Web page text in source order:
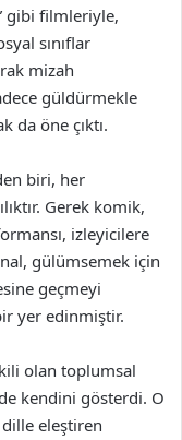
gibi filmleriyle,
sınıflar
mizah
güldürmekle
da öne çıktı.
biri, her
Gerek komik,
izleyicilere
gülümsemek için
geçmeyi
yer edinmiştir.
olan toplumsal
kendini gösterdi. O
eleştiren